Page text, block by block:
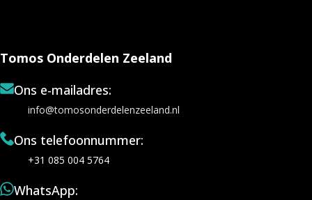
Tomos Onderdelen Zeeland
Ons e-mailadres:
info@tomosonderdelenzeeland.nl
Ons telefoonnummer:
+31 085 004 5764
WhatsApp: